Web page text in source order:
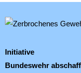
Initiative
Bundeswehr